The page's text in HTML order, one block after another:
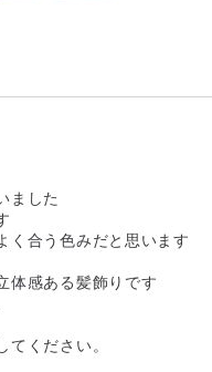
ました
く合う色みだと思います
体感ある髪飾りです
ください。